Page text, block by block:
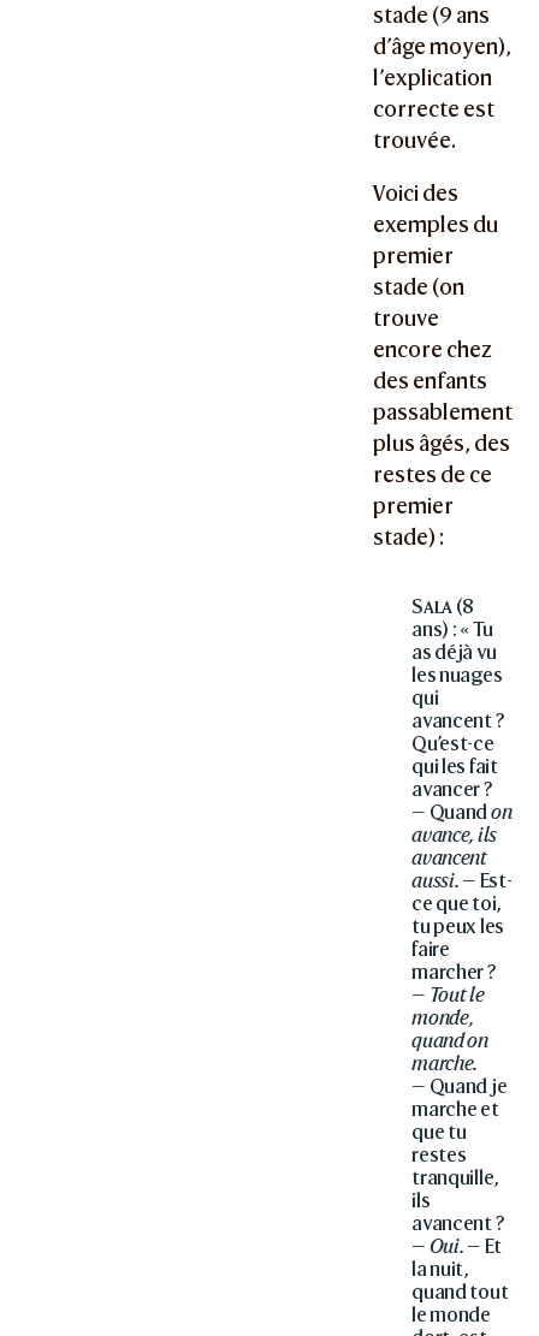
stade (9 ans
d’âge moyen),
l’explication
correcte est
trouvée.
Voici des
exemples du
premier
stade (on
trouve
encore chez
des enfants
passablement
plus âgés, des
restes de ce
premier
stade) :
Sala (8
ans) : « Tu
as déjà vu
les nuages
qui
avancent ?
Qu’est-ce
qui les fait
avancer ?
— Quand on
avance, ils
avancent
aussi. — Est-
ce que toi,
tu peux les
faire
marcher ?
— Tout le
monde,
quand on
marche.
— Quand je
marche et
que tu
restes
tranquille,
ils
avancent ?
— Oui. — Et
la nuit,
quand tout
le monde